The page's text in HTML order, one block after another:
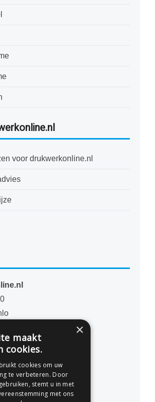
voor drukwerkonline.nl
07 41
×
maakt
cookies.
cookies om uw
te verbeteren. Door
stemt u in met
met ons